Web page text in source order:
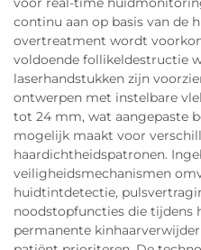
continu aan op basis van de
overtreatment wordt
voldoende follikeldestructie
laserhandstukken zijn
ontwerpen met instelbare
tot 24 mm, wat aangepaste
mogelijk maakt voor
haardichtheidspatronen.
veiligheidsmechanismen
huidtintdetectie,
noodstopfuncties die tijdens
permanente